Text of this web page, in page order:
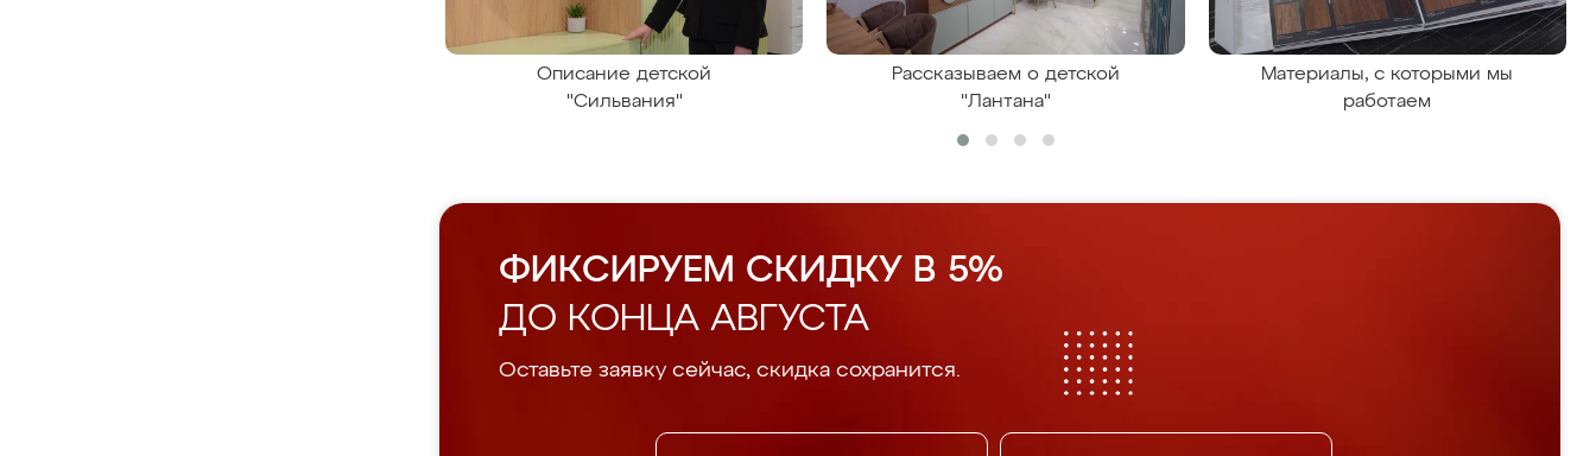
Описание детской
"Сильвания"
Рассказываем о детской
"Лантана"
Материалы, с которыми мы
работаем
ФИКСИРУЕМ СКИДКУ В 5%
ДО КОНЦА АВГУСТА
Оставьте заявку сейчас, скидка сохранится.